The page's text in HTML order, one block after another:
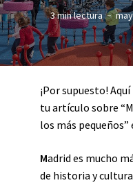
3 min lectura
¡Por supuesto!
tu artículo sobre
los más
Madrid es mucho
de historia y